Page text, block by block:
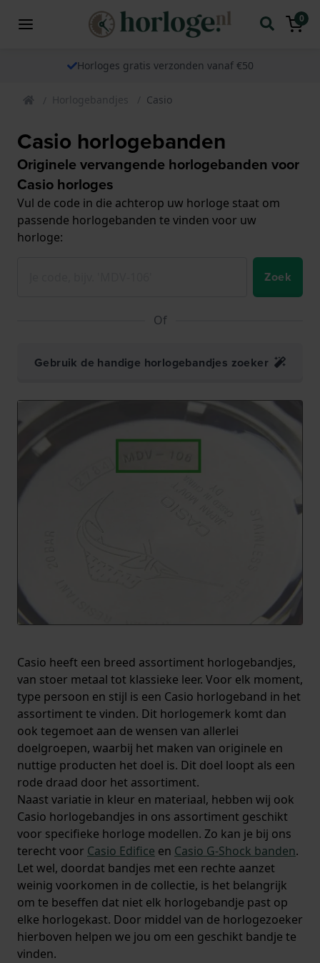
0
Horloges gratis verzonden vanaf €50
Horlogebandjes Casio
Casio horlogebanden
Originele vervangende horlogebanden voor
Casio horloges
Vul de code in die achterop uw horloge staat om
passende horlogebanden te vinden voor uw
horloge:
Zoek
Of
Gebruik de handige horlogebandjes zoeker
Casio heeft een breed assortiment horlogebandjes,
van stoer metaal tot klassieke leer. Voor elk moment,
type persoon en stijl is een Casio horlogeband in het
assortiment te vinden. Dit horlogemerk komt dan
ook tegemoet aan de wensen van allerlei
doelgroepen, waarbij het maken van originele en
nuttige producten het doel is. Dit doel loopt als een
rode draad door het assortiment.
Naast variatie in kleur en materiaal, hebben wij ook
Casio horlogebandjes in ons assortiment geschikt
voor specifieke horloge modellen. Zo kan je bij ons
terecht voor Casio Edifice en Casio G-Shock banden.
Let wel, doordat bandjes met een rechte aanzet
weinig voorkomen in de collectie, is het belangrijk
om te beseffen dat niet elk horlogebandje past op
elke horlogekast. Door middel van de horlogezoeker
hierboven helpen we jou om een geschikt bandje te
vinden.